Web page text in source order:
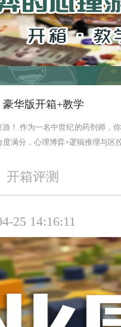
华版开箱+教学
！ 作为一名中世纪的药剂师，
满分，心理博弈+逻辑推理与区
开箱评测
25 14:16:11